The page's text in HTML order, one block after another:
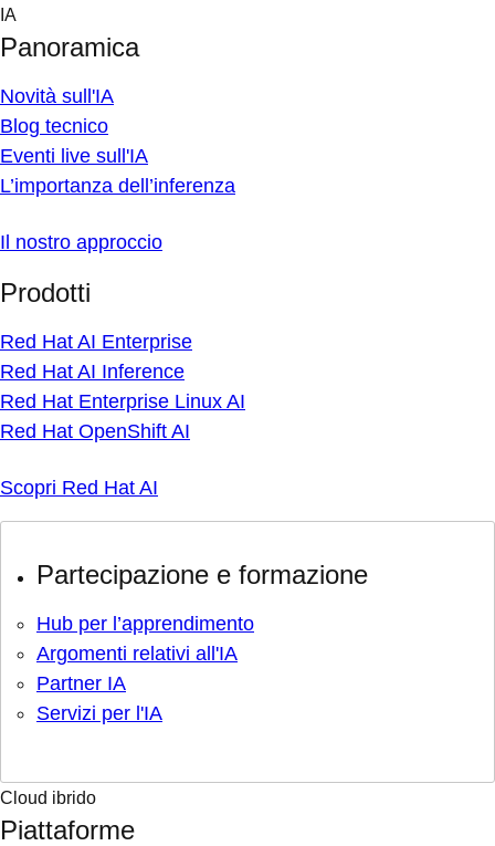
Skip
content
IA
Panoramica
Novità sull'IA
Blog tecnico
Eventi live sull'IA
L’importanza dell’inferenza
Il nostro approccio
Prodotti
Red Hat AI Enterprise
Red Hat AI Inference
Red Hat Enterprise Linux AI
Red Hat OpenShift AI
Scopri Red Hat AI
Partecipazione e formazione
Hub per l’apprendimento
Argomenti relativi all'IA
Partner IA
Servizi per l'IA
Cloud ibrido
Piattaforme